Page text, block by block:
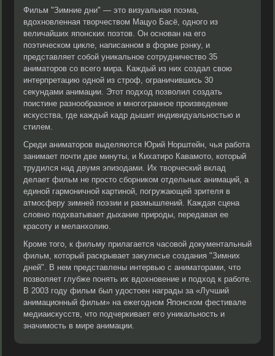
Фильм "Зимние дни" — это визуальная поэма,
вдохновленная творчеством Мацуо Басё, одного из
величайших японских поэтов. Он основан на его
поэтическом цикле, написанном в форме рэнку, и
представляет собой уникальное сотрудничество 35
аниматоров со всего мира. Каждый из них создал свою
интерпретацию одной из строф, ограничившись 30
секундами анимации. Этот подход позволил создать
поистине разнообразное и многогранное произведение
искусства, где каждый кадр дышит индивидуальностью и
стилем.
Среди аниматоров выделяются Юрий Норштейн, чья работа
занимает почти две минуты, и Кихатиро Кавамото, который
трудился над двумя эпизодами. Их творческий вклад
делает фильм не просто сборником отдельных анимаций, а
единой гармоничной картиной, погружающей зрителя в
атмосферу зимней поэзии и размышлений. Каждая сцена
словно подхватывает дыхание природы, передавая ее
красоту и меланхолию.
Кроме того, к фильму прилагается часовой документальный
фильм, который раскрывает закулисье создания "Зимних
дней". В нем представлены интервью с аниматорами, что
позволяет глубже понять их вдохновение и подход к работе.
В 2003 году фильм был удостоен награды за «Лучший
анимационный фильм» на ежегодном Японском фестивале
медиаискусств, что подчеркивает его уникальность и
значимость в мире анимации.